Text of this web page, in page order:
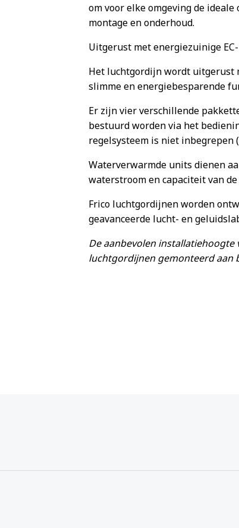
om voor elke omgeving de
montage en onderhoud.
Uitgerust met energiezuinige
Het luchtgordijn wordt uitgerust
slimme en energiebesparende
Er zijn vier verschillende
bestuurd worden via het
regelsysteem is niet inbegrepen
Waterverwarmde units dienen
waterstroom en capaciteit van
Frico luchtgordijnen worden
geavanceerde lucht- en
De aanbevolen
luchtgordijnen gemonteerd aan